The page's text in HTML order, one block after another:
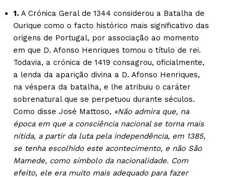
1. A Crónica Geral de 1344 considerou a Batalha de
Ourique como o facto histórico mais significativo das
origens de Portugal, por associação ao momento
em que D. Afonso Henriques tomou o título de rei.
Todavia, a crónica de 1419 consagrou, oficialmente,
a lenda da aparição divina a D. Afonso Henriques,
na véspera da batalha, e lhe atribuiu o caráter
sobrenatural que se perpetuou durante séculos.
Como disse José Mattoso, «Não admira que, na
época em que a consciência nacional se torna mais
nítida, a partir da luta pela independência, em 1385,
se tenha escolhido este acontecimento, e não São
Mamede, como símbolo da nacionalidade. Com
efeito, ele era muito mais adequado para fazer